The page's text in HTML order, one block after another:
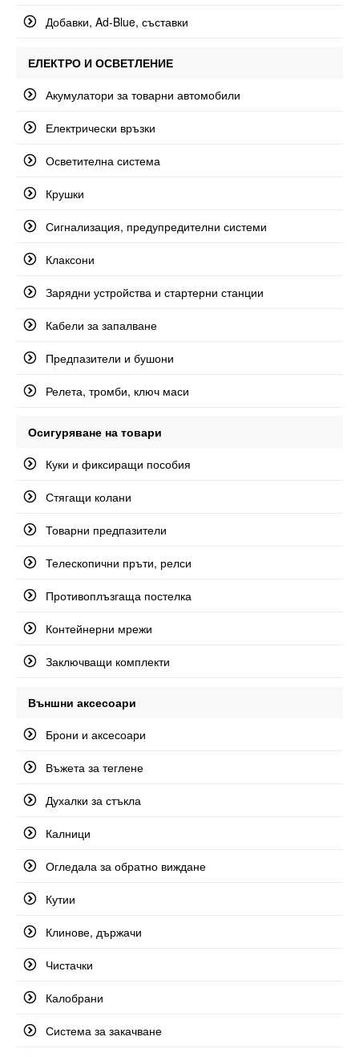
Добавки, Ad-Blue, съставки
ЕЛЕКТРО И ОСВЕТЛЕНИЕ
Акумулатори за товарни автомобили
Електрически връзки
Осветителна система
Крушки
Сигнализация, предупредителни системи
Клаксони
Зарядни устройства и стартерни станции
Кабели за запалване
Предпазители и бушони
Релета, тромби, ключ маси
Осигуряване на товари
Куки и фиксиращи пособия
Стягащи колани
Товарни предпазители
Телескопични пръти, релси
Противоплъзгаща постелка
Контейнерни мрежи
Заключващи комплекти
Външни аксесоари
Брони и аксесоари
Въжета за теглене
Духалки за стъкла
Калници
Огледала за обратно виждане
Кутии
Клинове, държачи
Чистачки
Калобрани
Система за закачване